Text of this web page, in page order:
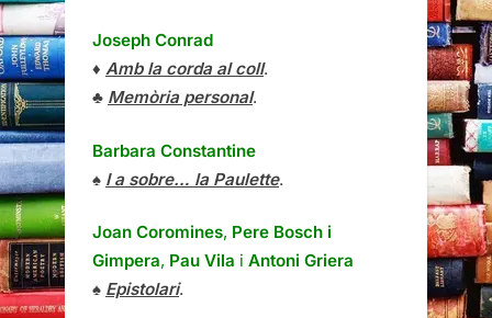
Joseph Conrad
♦ Amb la corda al coll.
♣ Memòria personal.
Barbara Constantine
♠ I a sobre… la Paulette.
Joan Coromines, Pere Bosch i
Gimpera, Pau Vila i Antoni Griera
♠ Epistolari.